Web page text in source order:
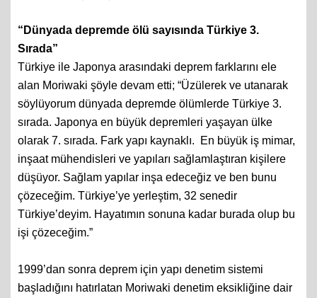
“Dünyada depremde ölü sayısında Türkiye 3.
Sırada”
Türkiye ile Japonya arasındaki deprem farklarını ele
alan Moriwaki şöyle devam etti; “Üzülerek ve utanarak
söylüyorum dünyada depremde ölümlerde Türkiye 3.
sırada. Japonya en büyük depremleri yaşayan ülke
olarak 7. sırada. Fark yapı kaynaklı. En büyük iş mimar,
inşaat mühendisleri ve yapıları sağlamlaştıran kişilere
düşüyor. Sağlam yapılar inşa edeceğiz ve ben bunu
çözeceğim. Türkiye’ye yerleştim, 32 senedir
Türkiye’deyim. Hayatımın sonuna kadar burada olup bu
işi çözeceğim.”
1999’dan sonra deprem için yapı denetim sistemi
başladığını hatırlatan Moriwaki denetim eksikliğine dair